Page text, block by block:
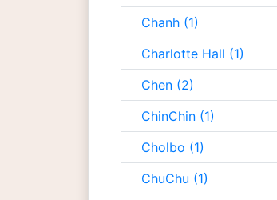
Chanh (1)
Charlotte Hall (1)
Chen (2)
ChinChin (1)
Cholbo (1)
ChuChu (1)